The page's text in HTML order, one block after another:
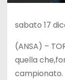
sabato 17
(ANSA) –
quella